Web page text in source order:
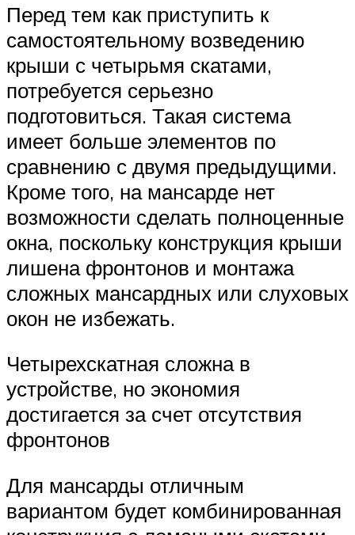
Перед тем как приступить к
самостоятельному возведению
крыши с четырьмя скатами,
потребуется серьезно
подготовиться. Такая система
имеет больше элементов по
сравнению с двумя предыдущими.
Кроме того, на мансарде нет
возможности сделать полноценные
окна, поскольку конструкция крыши
лишена фронтонов и монтажа
сложных мансардных или слуховых
окон не избежать.
Четырехскатная сложна в
устройстве, но экономия
достигается за счет отсутствия
фронтонов
Для мансарды отличным
вариантом будет комбинированная